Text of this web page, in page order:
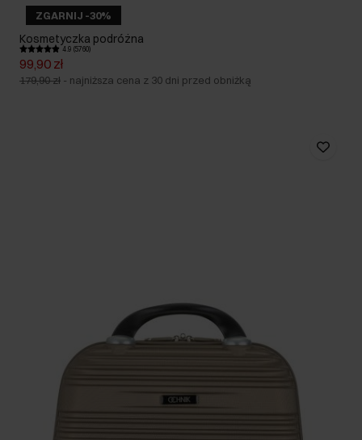
ZGARNIJ -30%
Kosmetyczka podróżna
4.9 (5760)
99,90 zł
179,90 zł - najniższa cena z 30 dni przed obniżką